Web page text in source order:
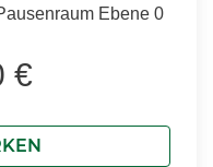
Ebene 0
€